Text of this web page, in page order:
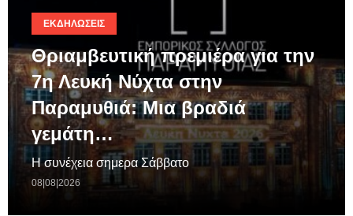
ΕΚΔΗΛΏΣΕΙΣ
Θριαμβευτική πρεμιέρα για την
7η Λευκή Νύχτα στην
Παραμυθιά: Μια βραδιά
γεμάτη…
Η συνέχεια σημερα Σάββατο
08|08|2026